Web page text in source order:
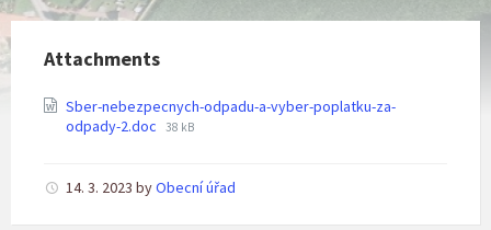
Attachments
Sber-nebezpecnych-odpadu-a-vyber-poplatku-za-
odpady-2.doc File
38 kB
14. 3. 2023 byObecní úřad